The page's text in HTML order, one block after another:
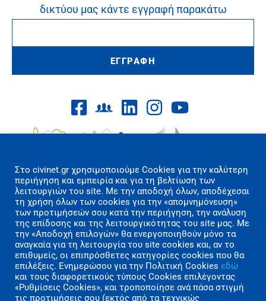
δικτύου μας κάντε εγγραφή παρακάτω
ΕΓΓΡΑΦΗ
Όροι Χρήσης/Πολιτική Απορρήτου
Επικοινωνία
Copyright 2026 CIVINET Greece-Cyprus
A.M.K.E. All rights reserved | Created by
Polygons Studio
Στo civinet.gr χρησιμοποιούμε Cookies για την καλύτερη
περιήγηση και εμπειρία και για τη βελτίωση των
λειτουργιών του site. Με την αποδοχή όλων, αποδέχεσαι
τη χρήση όλων των cookies για την «απομνημόνευση»
των προτιμήσεών σου κατά την περιήγηση, την ανάλυση
της επίδοσης και της λειτουργικότητας του site μας. Με
την «Αποδοχή επιλογών» θα ενεργοποιηθούν μόνο τα
αναγκαία για τη λειτουργία του site cookies και, αν το
επιθυμείς, οι επιπρόσθετες κατηγορίες cookies που θα
επιλέξεις. Ενημερώσου για την Πολιτική Cookies εδώ
και τους διαφορετικούς τύπους Cookies επιλέγοντας
«Ρυθμίσεις Cookies», και τροποποίησε ανά πάσα στιγμή
τις προτιμήσεις σου (εκτός από τα τεχνικώς